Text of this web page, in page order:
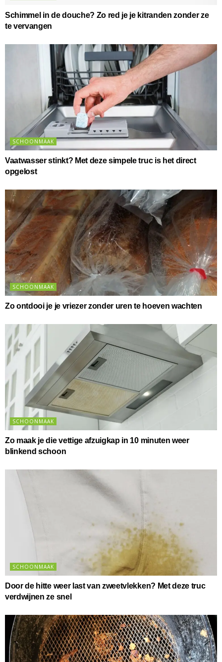
Schimmel in de douche? Zo red je je kitranden zonder ze
te vervangen
SCHOONMAAK
Vaatwasser stinkt? Met deze simpele truc is het direct
opgelost
SCHOONMAAK
Zo ontdooi je je vriezer zonder uren te hoeven wachten
SCHOONMAAK
Zo maak je die vettige afzuigkap in 10 minuten weer
blinkend schoon
SCHOONMAAK
Door de hitte weer last van zweetvlekken? Met deze truc
verdwijnen ze snel